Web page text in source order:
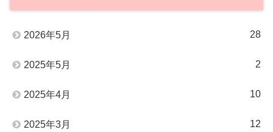
2026年5月 28
2025年5月 2
2025年4月 10
2025年3月 12